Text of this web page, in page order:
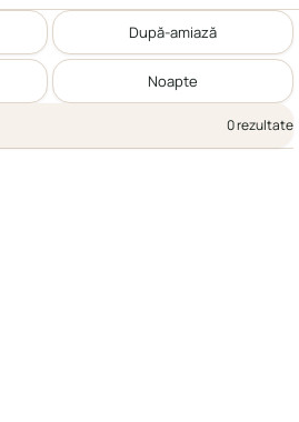
După-amiază
Noapte
0 rezultate